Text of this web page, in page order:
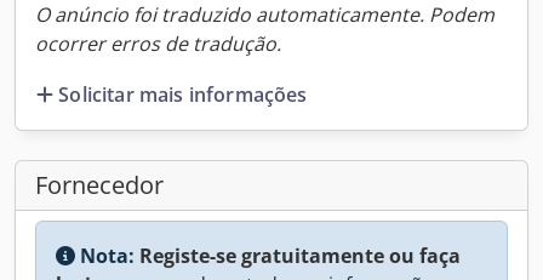
O anúncio foi traduzido automaticamente. Podem
ocorrer erros de tradução.
Solicitar mais informações
Fornecedor
Nota: Registe-se gratuitamente ou faça